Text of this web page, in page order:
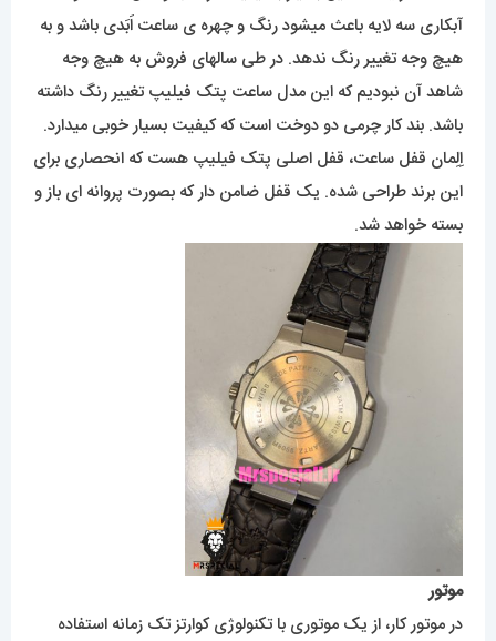
آبکاری سه لایه باعث میشود رنگ و چهره ی ساعت اَبَدی باشد و به
هیچ وجه تغییر رنگ ندهد. در طی سالهای فروش به هیچ وجه
شاهد آن نبودیم که این مدل ساعت پتک فیلیپ تغییر رنگ داشته
باشد. بند کار چرمی دو دوخت است که کیفیت بسیار خوبی میدارد.
اِلِمان قفل ساعت، قفل اصلی پتک فیلیپ هست که انحصاری برای
این برند طراحی شده. یک قفل ضامن دار که بصورت پروانه ای باز و
بسته خواهد شد.
موتور
در موتور کار، از یک موتوری با تکنولوژی کوارتز تک زمانه استفاده